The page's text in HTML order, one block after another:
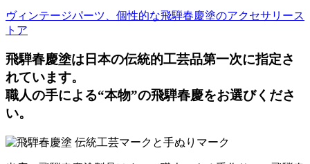
ヴィンテージパーツ、個性的な飛騨春慶塗のアクセサリース
トア
飛騨春慶塗は日本の伝統的工芸品第一次に指定さ
れています。
職人の手による“本物”の飛騨春慶をお選びくださ
い。